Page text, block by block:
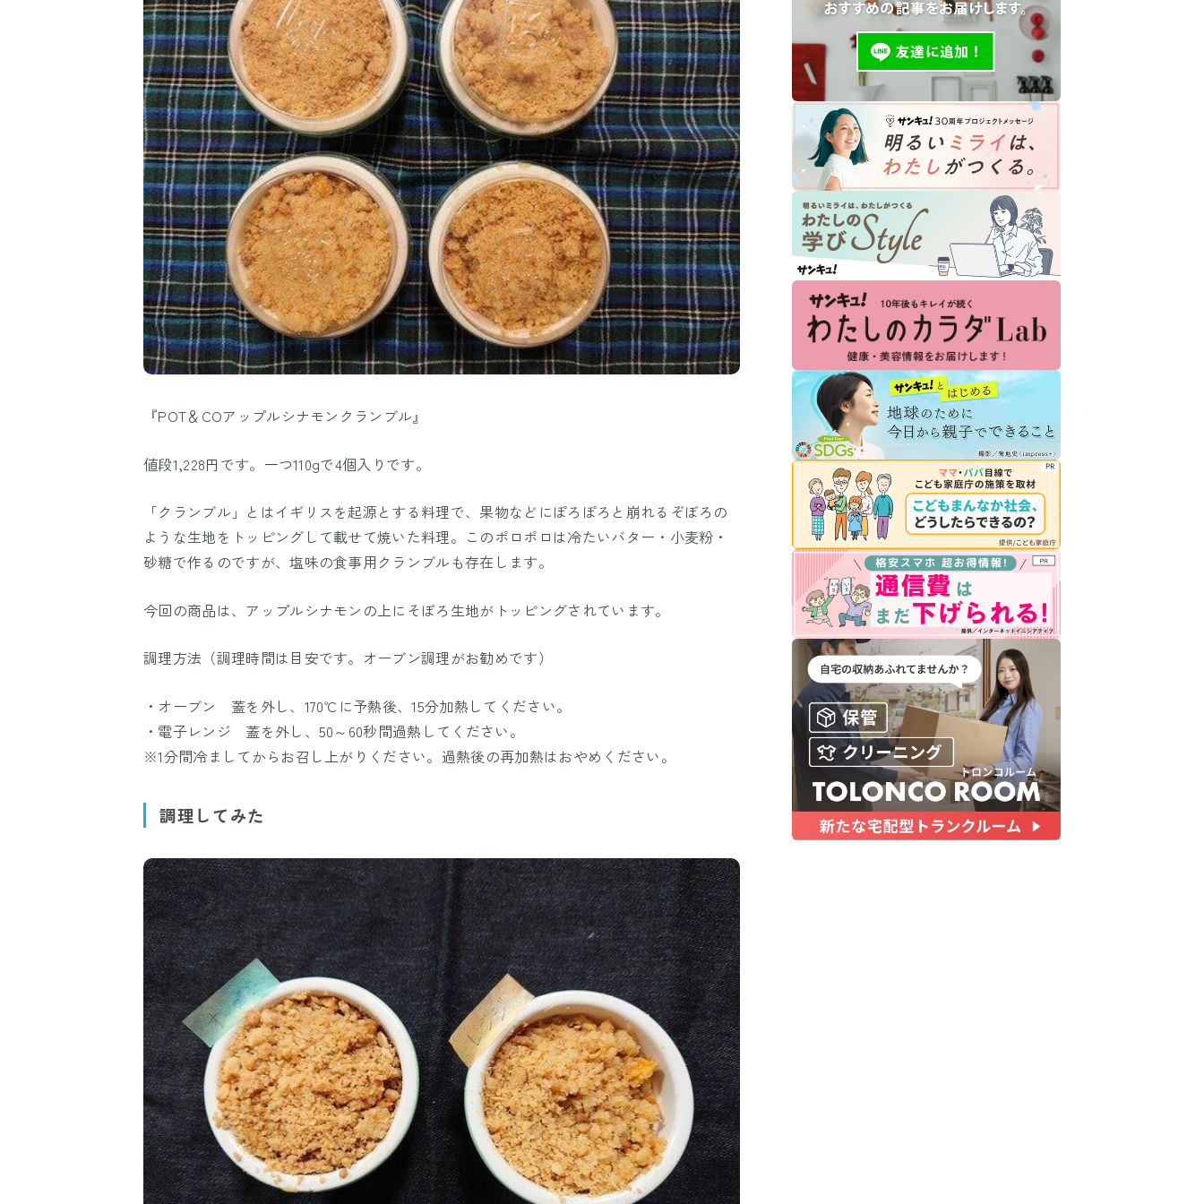
『POT＆COアップルシナモンクランブル』
値段1,228円です。一つ110gで4個入りです。
「クランブル」とはイギリスを起源とする料理で、果物などにぽろぽろと崩れるぞぼろの
ような生地をトッピングして載せて焼いた料理。このポロポロは冷たいバター・小麦粉・
砂糖で作るのですが、塩味の食事用クランブルも存在します。
今回の商品は、アップルシナモンの上にそぼろ生地がトッピングされています。
調理方法（調理時間は目安です。オーブン調理がお勧めです）
・オーブン 蓋を外し、170℃に予熱後、15分加熱してください。
・電子レンジ 蓋を外し、50～60秒間過熱してください。
※1分間冷ましてからお召し上がりください。過熱後の再加熱はおやめください。
調理してみた